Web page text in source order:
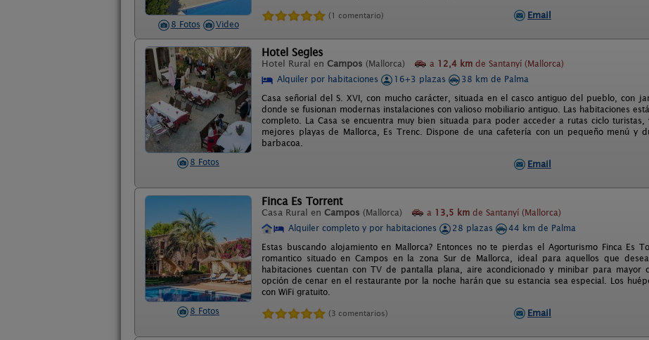
8 Fotos Video
(1 comentario) Email
8 Fotos
Hotel Segles
Hotel Rural en Campos (Mallorca) a 12,4 km de Santanyí (Mallorca)
Alquiler por habitaciones
16+3 plazas
38 km de Palma
Casa señorial del S. XVI, con mucho carácter, situada en el casco antiguo del pueblo, con
donde se fusionan modernas instalaciones con valioso mobiliario antiguo. Las habitaciones
completo. La Casa se encuentra muy bien situada para poder acceder a rutas ciclo
mejores playas de Mallorca, Es Trenc. Dispone de una cafetería con un pequeño menú y
barbacoa.
Email
8 Fotos
Finca Es Torrent
Casa Rural en Campos (Mallorca) a 13,5 km de Santanyí (Mallorca)
Alquiler completo y por habitaciones
28 plazas
44 km de Palma
Estas buscando alojamiento en Mallorca? Entonces no te pierdas el Agorturismo Finca Es
romantico situado en Campos en la zona Sur de Mallorca, ideal para aquellos que
habitaciones cuentan con TV de pantalla plana, aire acondicionado y minibar para mayor
opción de cenar en el restaurante por la noche harán que su estancia sea especial. Los
con WiFi gratuito.
(3 comentarios) Email